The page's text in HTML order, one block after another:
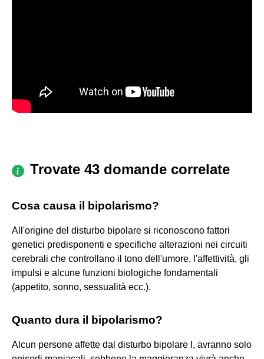
Trovate 43 domande correlate
Cosa causa il bipolarismo?
All'origine del disturbo bipolare si riconoscono fattori
genetici predisponenti e specifiche alterazioni nei circuiti
cerebrali che controllano il tono dell'umore, l'affettività, gli
impulsi e alcune funzioni biologiche fondamentali
(appetito, sonno, sessualità ecc.).
Quanto dura il bipolarismo?
Alcun persone affette dal disturbo bipolare I, avranno solo